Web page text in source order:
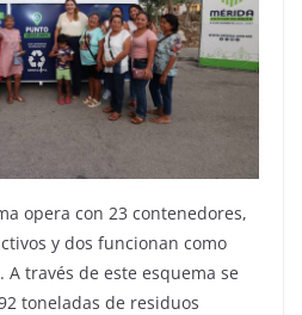
opera con 23 contenedores,
y dos funcionan como
través de este esquema se
toneladas de residuos